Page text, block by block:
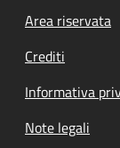
Footer
Area riservata
Crediti
Informativa
Note legali